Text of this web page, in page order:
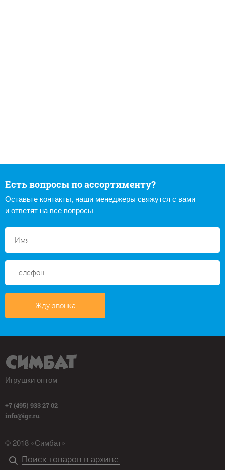
Есть вопросы по ассортименту?
Оставьте контакты, наши менеджеры свяжутся с вами
и ответят на все вопросы
Жду звонка
Игрушки оптом
+7 (495) 933 27 02
info@igr.ru
© 2018 «Симбат»